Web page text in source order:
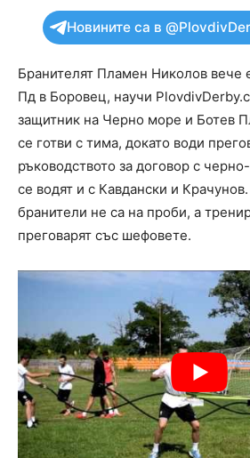
Новините са в
Бранителят Пламен Николов вече
Пд в Боровец, научи
защитник на Черно море и Ботев
се готви с тима, докато води
ръководството за договор с
се водят и с Кавдански и
бранители не са на проби, а
преговарят със шефовете.